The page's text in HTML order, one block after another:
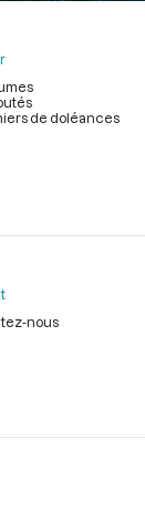
de doléances
nous